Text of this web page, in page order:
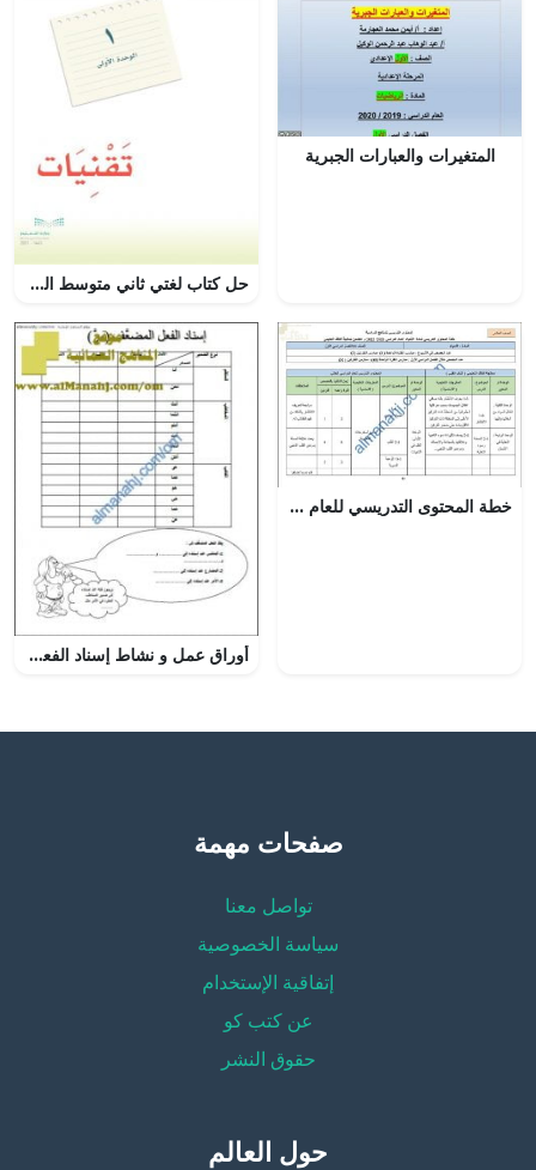
المتغيرات والعبارات الجبرية
حل كتاب لغتي ثاني متوسط الفصل الاول – المنهاج السعودي
خطة المحتوى التدريسي للعام الدراسي الجديد وفق منهج كامبردج (الدروس المطلوبة) (أحياء) العاشر
أوراق عمل و نشاط إسناد الفعل المضعف مع الضمائر (لغة عربية) الثامن
صفحات مهمة
تواصل معنا
سياسة الخصوصية
إتفاقية الإستخدام
عن كتب كو
حقوق النشر
حول العالم